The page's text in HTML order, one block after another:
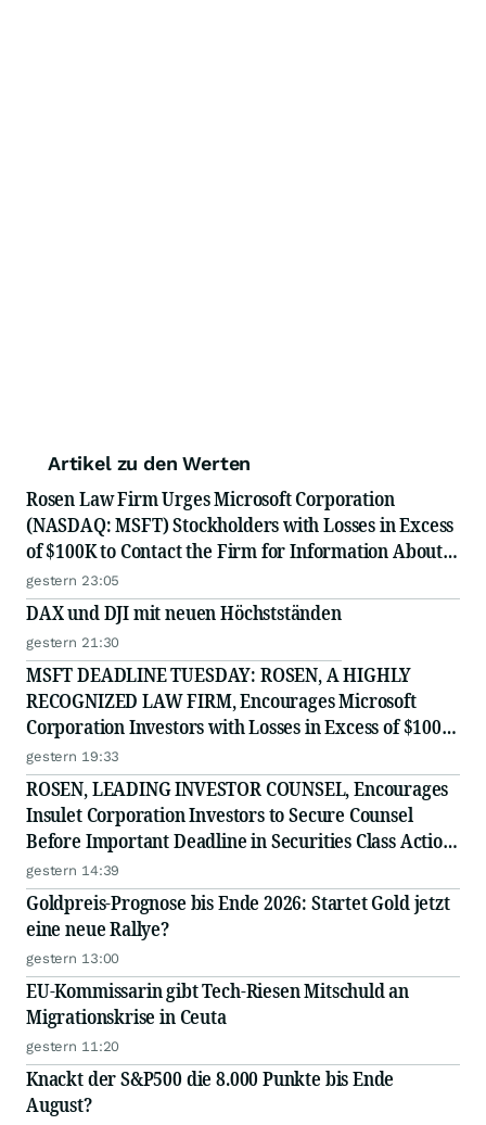
Artikel zu den Werten
Rosen Law Firm Urges Microsoft Corporation
(NASDAQ: MSFT) Stockholders with Losses in Excess
of $100K to Contact the Firm for Information About
Their Rights
gestern 23:05
DAX und DJI mit neuen Höchstständen
gestern 21:30
MSFT DEADLINE TUESDAY: ROSEN, A HIGHLY
RECOGNIZED LAW FIRM, Encourages Microsoft
Corporation Investors with Losses in Excess of $100K
to Secure Counsel Before Important August 11
Deadline in Securities Class Action - MSFT
gestern 19:33
ROSEN, LEADING INVESTOR COUNSEL, Encourages
Insulet Corporation Investors to Secure Counsel
Before Important Deadline in Securities Class Action
- PODD
gestern 14:39
Goldpreis-Prognose bis Ende 2026: Startet Gold jetzt
eine neue Rallye?
gestern 13:00
EU-Kommissarin gibt Tech-Riesen Mitschuld an
Migrationskrise in Ceuta
gestern 11:20
Knackt der S&P500 die 8.000 Punkte bis Ende
August?